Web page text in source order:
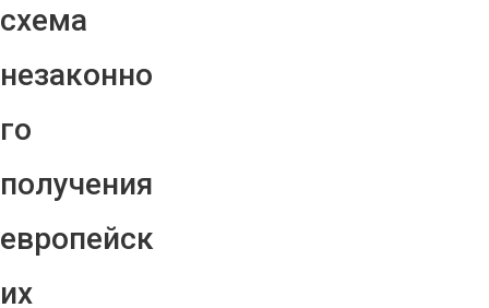
схема
незаконно
го
получения
европейск
их